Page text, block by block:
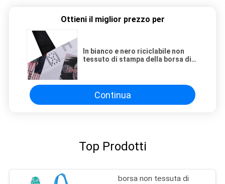
Ottieni il miglior prezzo per
In bianco e nero riciclabile non
tessuto di stampa della borsa di
Continua
Top Prodotti
borsa non tessuta di